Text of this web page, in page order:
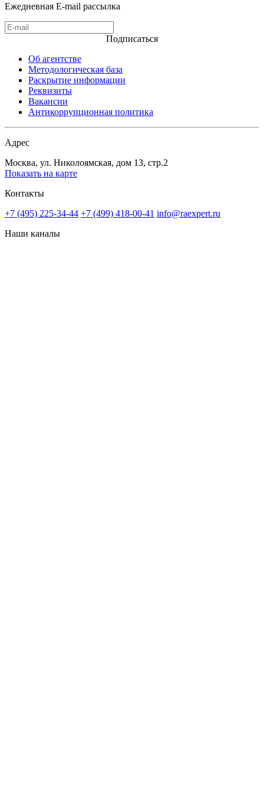
Ежедневная E-mail рассылка
Подписаться
Об агентстве
Методологическая база
Раскрытие информации
Реквизиты
Вакансии
Антикоррупционная политика
Адрес
Москва, ул. Николоямская, дом 13, стр.2
Показать на карте
Контакты
+7 (495) 225-34-44 +7 (499) 418-00-41 info@raexpert.ru
Наши каналы